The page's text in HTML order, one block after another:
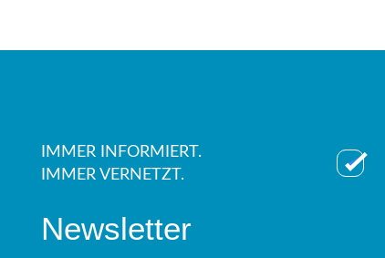
IMMER INFORMIERT.
IMMER VERNETZT.
Newsletter